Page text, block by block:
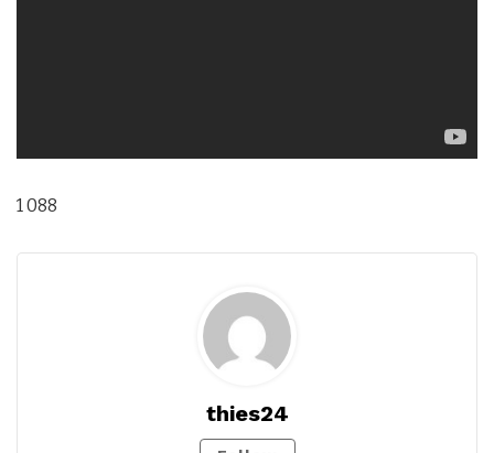
1 088
thies24